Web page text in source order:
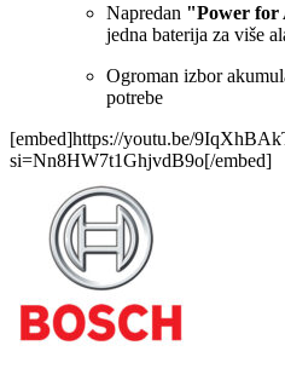
Napredan "Power for
jedna baterija za više
Ogroman izbor
potrebe
[embed]https://youtu.be/
si=Nn8HW7t1GhjvdB9o[/embed]